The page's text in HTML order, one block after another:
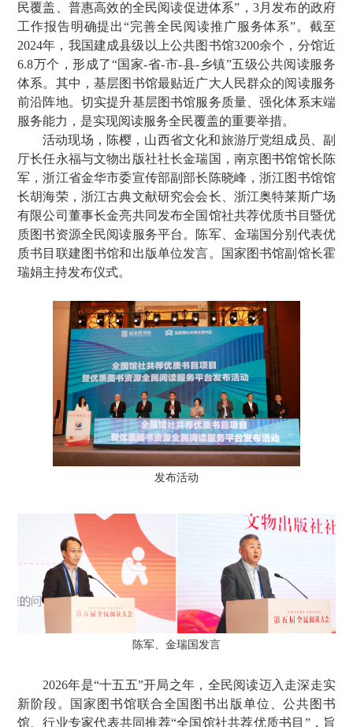
民覆盖、普惠高效的全民阅读促进体系”，3月发布的政府
工作报告明确提出“完善全民阅读推广服务体系”。截至
2024年，我国建成县级以上公共图书馆3200余个，分馆近
6.8万个，形成了“国家-省-市-县-乡镇”五级公共阅读服务
体系。其中，基层图书馆最贴近广大人民群众的阅读服务
前沿阵地。切实提升基层图书馆服务质量、强化体系末端
服务能力，是实现阅读服务全民覆盖的重要举措。
活动现场，陈樱，山西省文化和旅游厅党组成员、副
厅长任永福与文物出版社社长金瑞国，南京图书馆馆长陈
军，浙江省金华市委宣传部副部长陈晓峰，浙江图书馆馆
长胡海荣，浙江古典文献研究会会长、浙江奥特莱斯广场
有限公司董事长金亮共同发布全国馆社共荐优质书目暨优
质图书资源全民阅读服务平台。陈军、金瑞国分别代表优
质书目联建图书馆和出版单位发言。国家图书馆副馆长霍
瑞娟主持发布仪式。
发布活动
陈军、 金瑞国发言
2026年是“十五五”开局之年，全民阅读迈入走深走实
新阶段。国家图书馆联合全国图书出版单位、公共图书
馆、行业专家代表共同推荐“全国馆社共荐优质书目”，旨